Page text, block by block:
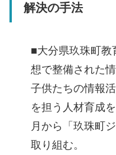
解決の手法
■大分県玖珠町教
想で整備された
子供たちの情報
を担う人材育成
月から「玖珠町
取り組む。